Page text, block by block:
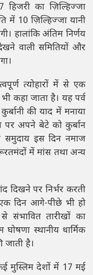
का ज़िल्हिज्जा
में 10 ज़िल्हिज्जा यानी
हालांकि अंतिम निर्णय
वाली समितियों और
त्योहारों में से एक
भी कहा जाता है। यह पर्व
की याद में मनाया
पर अपने बेटे को कुर्बान
समुदाय इस दिन नमाज
में मांस तथा अन्य
दिखने पर निर्भर करती
दिन आगे-पीछे भी हो
संभावित तारीखों का
स्थानीय धार्मिक
जाती है।
मुस्लिम देशों में 17 मई